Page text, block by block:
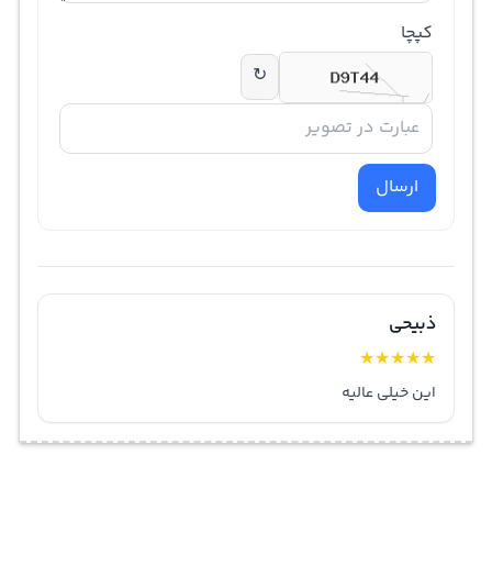
کپچا
↻
ارسال
ذبیحی
★
★
★
★
★
این خیلی عالیه